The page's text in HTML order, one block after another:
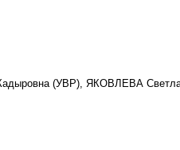
(УВР), ЯКОВЛЕВА